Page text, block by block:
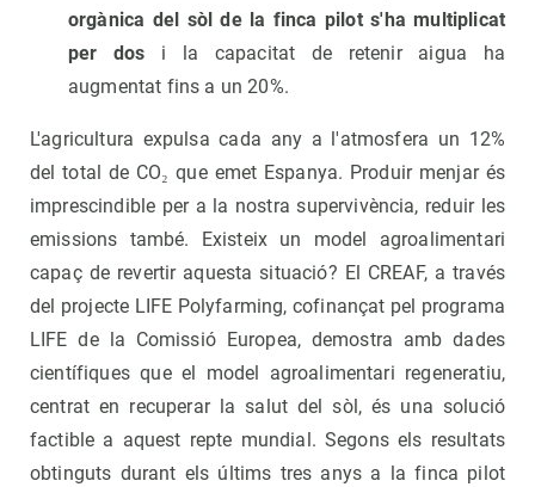
orgànica del sòl de la finca pilot s'ha multiplicat
per dos i la capacitat de retenir aigua ha
augmentat fins a un 20%.
L'agricultura expulsa cada any a l'atmosfera un 12%
del total de CO₂ que emet Espanya. Produir menjar és
imprescindible per a la nostra supervivència, reduir les
emissions també. Existeix un model agroalimentari
capaç de revertir aquesta situació? El CREAF, a través
del projecte LIFE Polyfarming, cofinançat pel programa
LIFE de la Comissió Europea, demostra amb dades
científiques que el model agroalimentari regeneratiu,
centrat en recuperar la salut del sòl, és una solució
factible a aquest repte mundial. Segons els resultats
obtinguts durant els últims tres anys a la finca pilot